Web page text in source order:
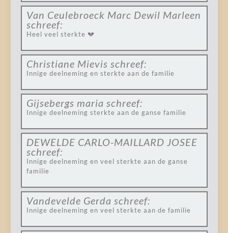
Van Ceulebroeck Marc Dewil Marleen
schreef:
Heel veel sterkte 💔
Christiane Mievis schreef:
Innige deelneming en sterkte aan de familie
Gijsebergs maria schreef:
Innige deelneming sterkte aan de ganse familie
DEWELDE CARLO-MAILLARD JOSEE
schreef:
Innige deelneming en veel sterkte aan de ganse
familie
Vandevelde Gerda schreef:
Innige deelneming en veel sterkte aan de familie